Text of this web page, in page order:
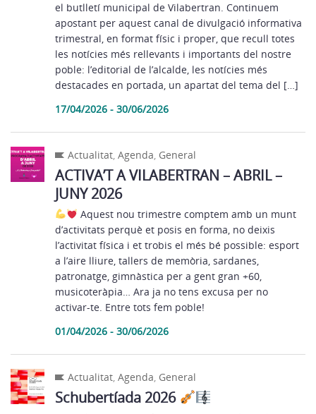
el butlletí municipal de Vilabertran. Continuem
apostant per aquest canal de divulgació informativa
trimestral, en format físic i proper, que recull totes
les notícies més rellevants i importants del nostre
poble: l’editorial de l’alcalde, les notícies més
destacades en portada, un apartat del tema del […]
17/04/2026 - 30/06/2026
Actualitat,Agenda, General
ACTIVA’T A VILABERTRAN – ABRIL –
JUNY 2026
​ Aquest nou trimestre comptem amb un munt
d’activitats perquè et posis en forma, no deixis
l’activitat física i et trobis el més bé possible: esport
a l’aire lliure, tallers de memòria, sardanes,
patronatge, gimnàstica per a gent gran +60,
musicoteràpia… Ara ja no tens excusa per no
activar-te. Entre tots fem poble!
01/04/2026 - 30/06/2026
Actualitat,Agenda, General
Schubertíada 2026